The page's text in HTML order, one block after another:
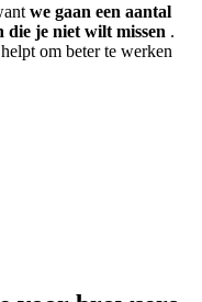
we gaan een aantal
die je niet wilt missen .
om beter te werken